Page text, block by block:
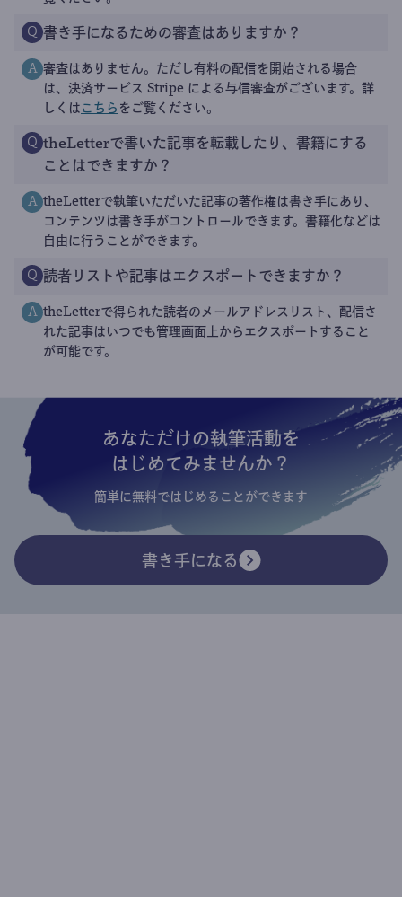
Q 書き手になるための審査はありますか？
A 審査はありません。ただし有料の配信を開始される場合
は、決済サービス Stripe による与信審査がございます。詳
しくは こちら をご覧ください。
Q theLetterで書いた記事を転載したり、書籍にする
ことはできますか？
A theLetterで執筆いただいた記事の著作権は書き手にあり、
コンテンツは書き手がコントロールできます。書籍化などは
自由に行うことができます。
Q 読者リストや記事はエクスポートできますか？
A theLetterで得られた読者のメールアドレスリスト、配信さ
れた記事はいつでも管理画面上からエクスポートすること
が可能です。
あなただけの執筆活動を
はじめてみませんか？
簡単に無料ではじめることができます
書き手になる